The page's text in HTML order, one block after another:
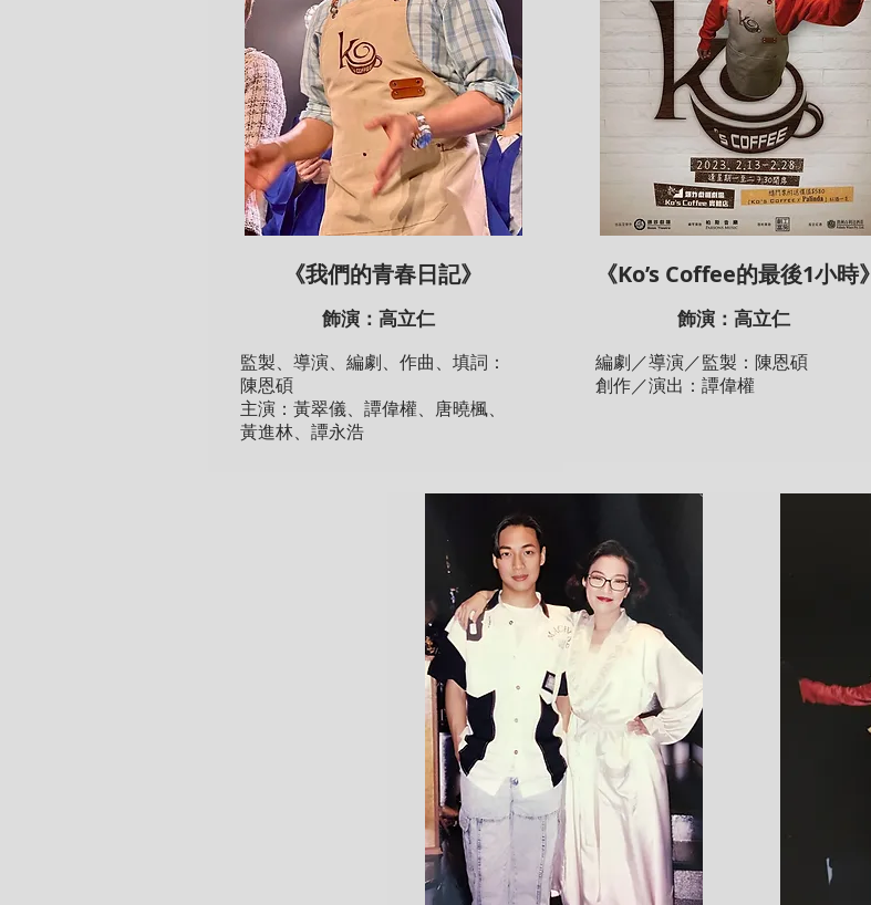
《我們的青春日記》
飾演： 高立仁
監製、導演、編劇、作曲、填詞：
陳恩碩
主演：黃翠儀、譚偉權、唐曉楓、
黃進林、譚永浩
《Ko’s Coffee的最後1小時》
飾演：高立仁
編劇／導演／監製：陳恩碩
創作／演出：譚偉權